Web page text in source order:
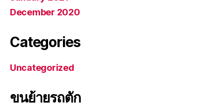
December 2020
Categories
Uncategorized
ขนย้ายรถตัก